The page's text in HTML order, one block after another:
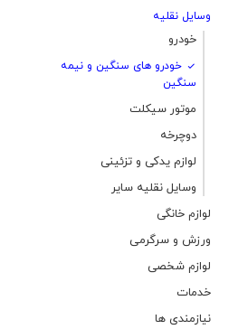
وسایل نقلیه
خودرو
خودرو های سنگین و نیمه
سنگین
موتور سیکلت
دوچرخه
لوازم یدکی و تزئینی
وسایل نقلیه سایر
لوازم خانگی
ورزش و سرگرمی
لوازم شخصی
خدمات
نیازمندی ها